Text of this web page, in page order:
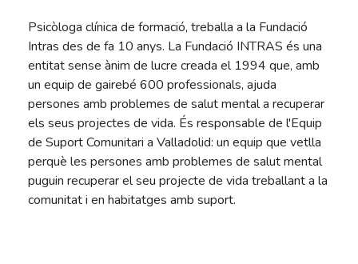
Psicòloga clínica de formació, treballa a la Fundació
Intras des de fa 10 anys. La Fundació INTRAS és una
entitat sense ànim de lucre creada el 1994 que, amb
un equip de gairebé 600 professionals, ajuda
persones amb problemes de salut mental a recuperar
els seus projectes de vida. És responsable de l'Equip
de Suport Comunitari a Valladolid: un equip que vetlla
perquè les persones amb problemes de salut mental
puguin recuperar el seu projecte de vida treballant a la
comunitat i en habitatges amb suport.